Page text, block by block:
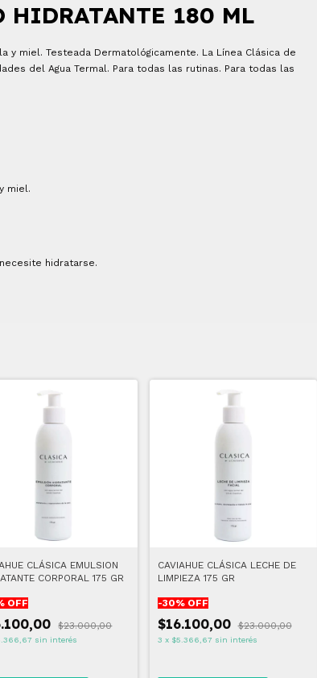
HIDRATANTE 180 ML
y miel. Testeada Dermatológicamente. La Línea Clásica de
del Agua Termal. Para todas las rutinas. Para todas las
miel.
hidratarse.
CLÁSICA EMULSION
CORPORAL 175 GR
OFF
$23.000,00
sin interés
CAVIAHUE CLÁSICA LECHE DE
LIMPIEZA 175 GR
-30% OFF
$16.100,00 $23.000,00
3 x $5.366,67 sin interés